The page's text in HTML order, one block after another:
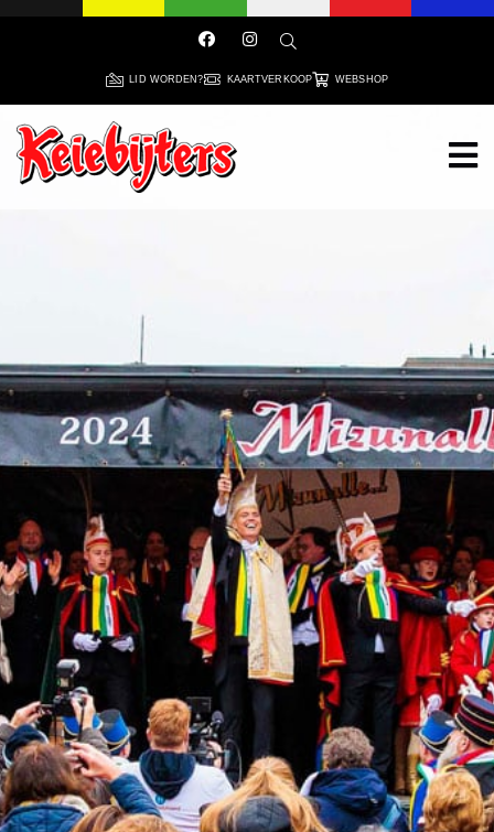
LID WORDEN? KAARTVERKOOP WEBSHOP